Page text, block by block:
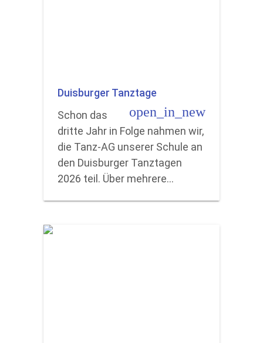
Duisburger Tanztage
open_in_new
Schon das
dritte Jahr in Folge nahmen wir,
die Tanz-AG unserer Schule an
den Duisburger Tanztagen
2026 teil. Über mehrere…